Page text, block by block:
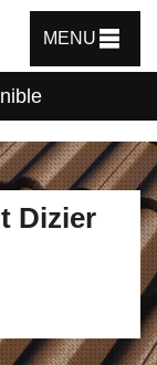
MENU
Dizier